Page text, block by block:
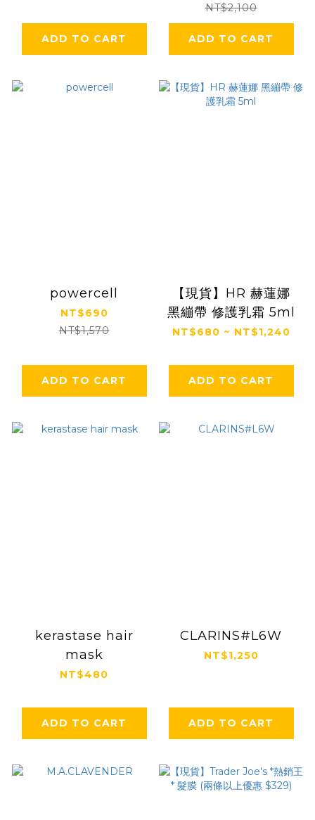
ADD TO CART
NT$2,100
ADD TO CART
powercell
NT$690
NT$1,570
ADD TO CART
【現貨】HR 赫蓮娜
黑繃帶 修護乳霜 5ml
NT$680 ~ NT$1,240
ADD TO CART
kerastase hair
mask
NT$480
ADD TO CART
CLARINS#L6W
NT$1,250
ADD TO CART